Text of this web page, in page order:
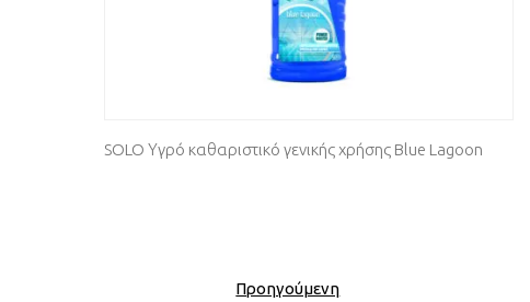
SOLO Υγρό καθαριστικό γενικής χρήσης Blue Lagoon
Προηγούμενη